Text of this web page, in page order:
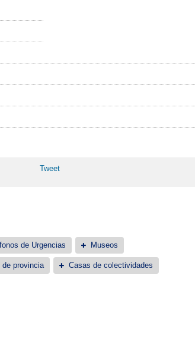
Tweet
de Urgencias Museos
de provincia Casas de colectividades